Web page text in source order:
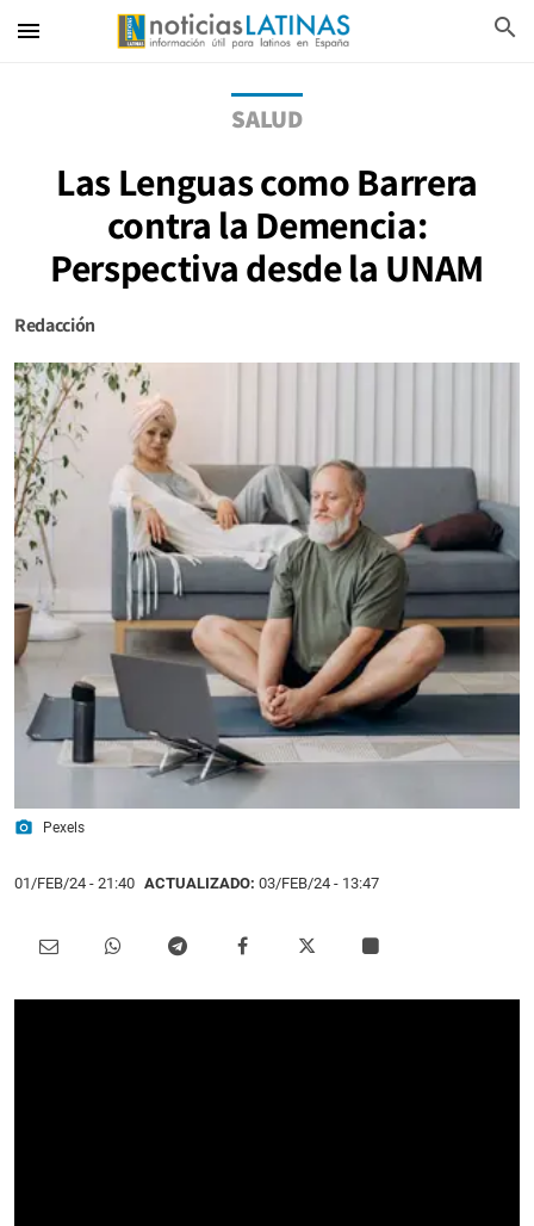
menu search
SALUD
Las Lenguas como Barrera
contra la Demencia:
Perspectiva desde la UNAM
Redacción
photo_camera Pexels
01/FEB/24 - 21:40 ACTUALIZADO: 03/FEB/24 - 13:47